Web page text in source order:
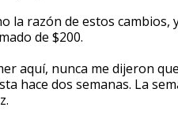
la razón de estos
de $200.
aquí, nunca me dijeron
hace dos semanas. La